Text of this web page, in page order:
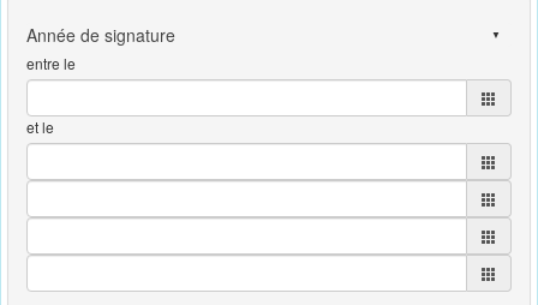
entre le
et le